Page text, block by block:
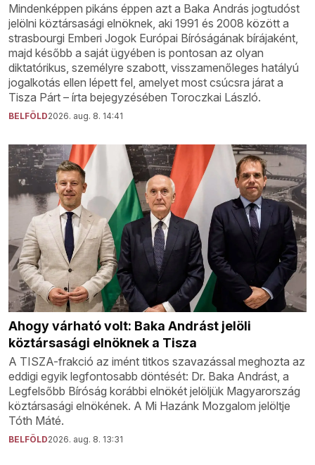
Mindenképpen pikáns éppen azt a Baka András jogtudóst
jelölni köztársasági elnöknek, aki 1991 és 2008 között a
strasbourgi Emberi Jogok Európai Bíróságának bírájaként,
majd később a saját ügyében is pontosan az olyan
diktatórikus, személyre szabott, visszamenőleges hatályú
jogalkotás ellen lépett fel, amelyet most csúcsra járat a
Tisza Párt – írta bejegyzésében Toroczkai László.
BELFÖLD2026. aug. 8. 14:41
Ahogy várható volt: Baka Andrást jelöli
köztársasági elnöknek a Tisza
A TISZA-frakció az imént titkos szavazással meghozta az
eddigi egyik legfontosabb döntését: Dr. Baka Andrást, a
Legfelsőbb Bíróság korábbi elnökét jelöljük Magyarország
köztársasági elnökének. A Mi Hazánk Mozgalom jelöltje
Tóth Máté.
BELFÖLD2026. aug. 8. 13:31